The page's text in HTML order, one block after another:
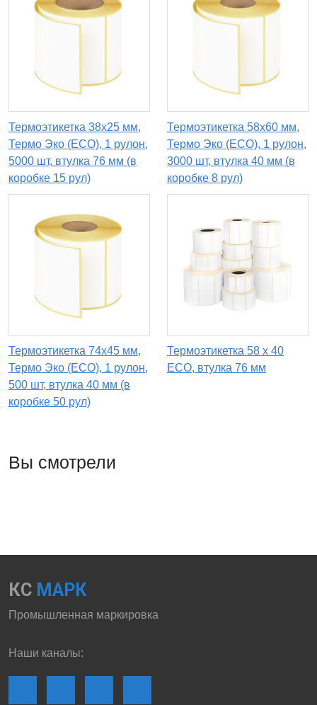
Термоэтикетка 38х25 мм,
Термо Эко (ECO), 1 рулон,
5000 шт, втулка 76 мм (в
коробке 15 рул)
Термоэтикетка 58х60 мм,
Термо Эко (ECO), 1 рулон,
3000 шт, втулка 40 мм (в
коробке 8 рул)
Термоэтикетка 74х45 мм,
Термо Эко (ECO), 1 рулон,
500 шт, втулка 40 мм (в
коробке 50 рул)
Термоэтикетка 58 х 40
ECO, втулка 76 мм
Вы смотрели
КС МАРК
Промышленная маркировка
Наши каналы: